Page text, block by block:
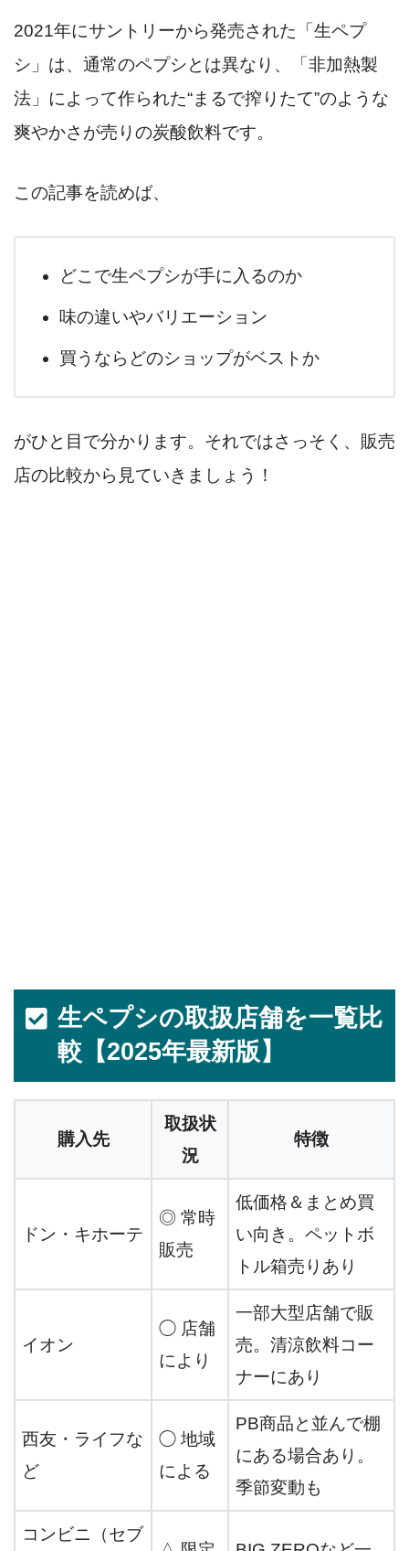
2021年にサントリーから発売された「生ペプ
シ」は、通常のペプシとは異なり、「非加熱製
法」によって作られた“まるで搾りたて”のような
爽やかさが売りの炭酸飲料です。
この記事を読めば、
どこで生ペプシが手に入るのか
味の違いやバリエーション
買うならどのショップがベストか
がひと目で分かります。それではさっそく、販売
店の比較から見ていきましょう！
生ペプシの取扱店舗を一覧比
較【2025年最新版】
購入先
取扱状
況
特徴
ドン・キホーテ
◎ 常時
販売
低価格＆まとめ買
い向き。ペットボ
トル箱売りあり
イオン
◯ 店舗
により
一部大型店舗で販
売。清涼飲料コー
ナーにあり
西友・ライフな
ど
◯ 地域
による
PB商品と並んで棚
にある場合あり。
季節変動も
コンビニ（セブ